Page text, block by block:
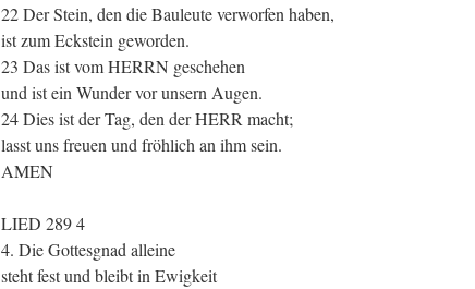
22 Der Stein, den die Bauleute verworfen haben,
ist zum Eckstein geworden.
23 Das ist vom HERRN geschehen
und ist ein Wunder vor unsern Augen.
24 Dies ist der Tag, den der HERR macht;
lasst uns freuen und fröhlich an ihm sein.
AMEN
LIED 289 4
4. Die Gottesgnad alleine
steht fest und bleibt in Ewigkeit